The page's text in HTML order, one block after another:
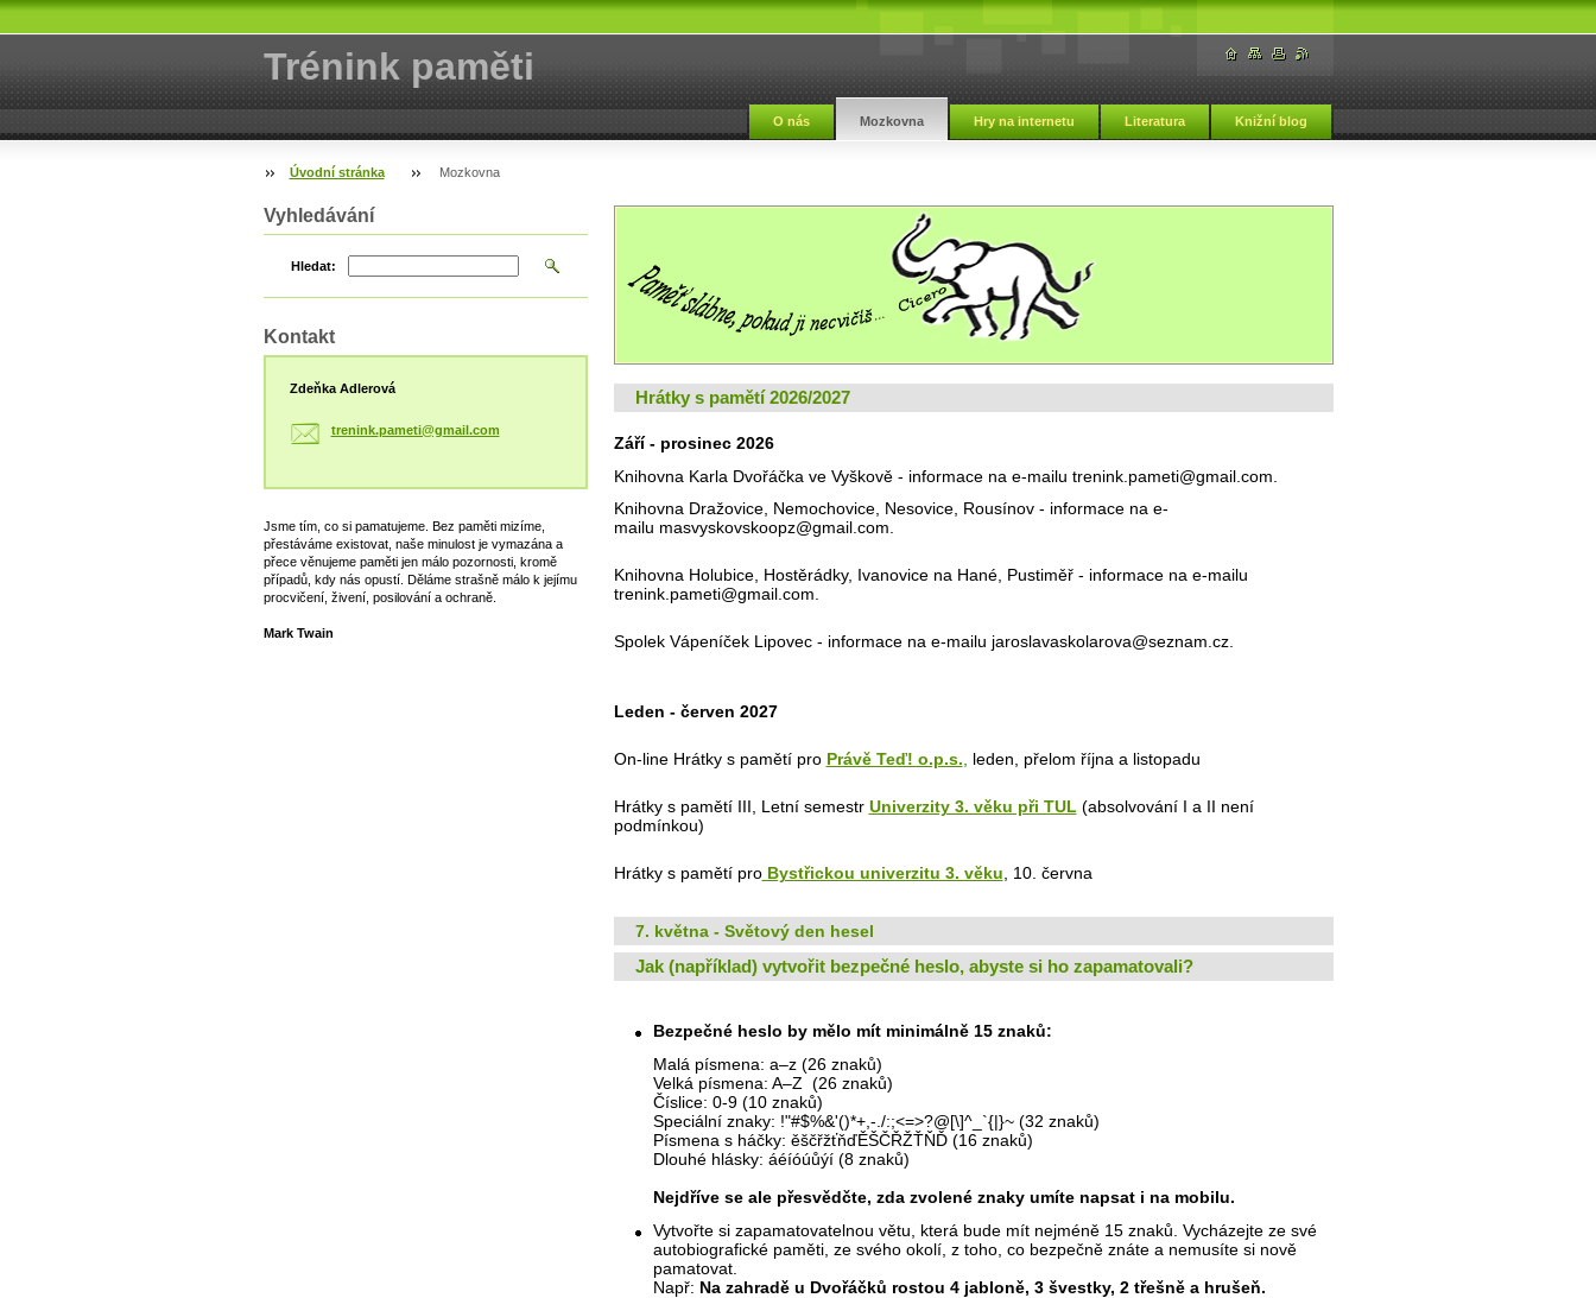
Trénink paměti
O nás Mozkovna Hry na internetu Literatura Knižní blog
Úvodní stránka Mozkovna
Hrátky s pamětí 2026/2027
Září - prosinec 2026
Knihovna Karla Dvořáčka ve Vyškově - informace na e-mailu trenink.pameti@gmail.com.
Knihovna Dražovice, Nemochovice, Nesovice, Rousínov - informace na e-
mailu masvyskovskoopz@gmail.com.
Knihovna Holubice, Hostěrádky, Ivanovice na Hané, Pustiměř - informace na e-mailu
trenink.pameti@gmail.com.
Spolek Vápeníček Lipovec - informace na e-mailu jaroslavaskolarova@seznam.cz.
Leden - červen 2027
On-line Hrátky s pamětí pro Právě Teď! o.p.s. leden, přelom října a listopadu
Hrátky s pamětí III, Letní semestr Univerzity 3. věku při TUL (absolvování I a II není
podmínkou)
Hrátky s pamětí proBystřickou univerzitu 3. věku , 10. června
7. května - Světový den hesel
Jak (například) vytvořit bezpečné heslo, abyste si ho zapamatovali?
Bezpečné heslo by mělo mít minimálně 15 znaků:
Malá písmena: a–z (26 znaků)
Velká písmena: A–Z (26 znaků)
Číslice: 0-9 (10 znaků)
Speciální znaky: !"#$%&'()*+,-./:;<=>?@[\]^_`{|}~ (32 znaků)
Písmena s háčky: ěščřžťňďĚŠČŘŽŤŇĎ (16 znaků)
Dlouhé hlásky: áéíóúůýí (8 znaků)
Nejdříve se ale přesvědčte, zda zvolené znaky umíte napsat i na mobilu.
Vytvořte si zapamatovatelnou větu, která bude mít nejméně 15 znaků. Vycházejte ze své
autobiografické paměti, ze svého okolí, z toho, co bezpečně znáte a nemusíte si nově
pamatovat.
Např: Na zahradě u Dvořáčků rostou 4 jabloně, 3 švestky, 2 třešně a hrušeň.
Vyhledávání
Hledat:
Kontakt
Zdeňka Adlerová
trenink.pameti@gmail.com
Jsme tím, co si pamatujeme. Bez paměti mizíme,
přestáváme existovat, naše minulost je vymazána a
přece věnujeme paměti jen málo pozornosti, kromě
případů, kdy nás opustí. Děláme strašně málo k jejímu
procvičení, živení, posilování a ochraně.
Mark Twain